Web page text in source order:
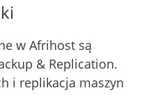
w Afrihost są
& Replication.
i replikacja maszyn